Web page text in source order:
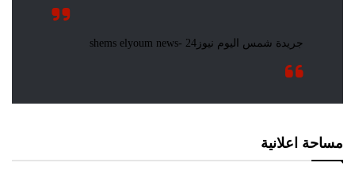
مساحة اعلانية